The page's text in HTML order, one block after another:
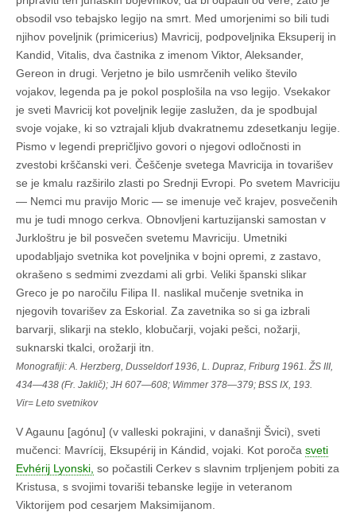
obsodil vso tebajsko legijo na smrt. Med umorjenimi so bili tudi
njihov poveljnik (primicerius) Mavricij, podpoveljnika Eksuperij in
Kandid, Vitalis, dva častnika z imenom Viktor, Aleksander,
Gereon in drugi. Verjetno je bilo usmrčenih veliko število
vojakov, legenda pa je pokol posplošila na vso legijo. Vsekakor
je sveti Mavricij kot poveljnik legije zaslužen, da je spodbujal
svoje vojake, ki so vztrajali kljub dvakratnemu zdesetkanju legije.
Pismo v legendi prepričljivo govori o njegovi odločnosti in
zvestobi krščanski veri. Češčenje svetega Mavricija in tovarišev
se je kmalu razširilo zlasti po Srednji Evropi. Po svetem Mavriciju
— Nemci mu pravijo Moric — se imenuje več krajev, posvečenih
mu je tudi mnogo cerkva. Obnovljeni kartuzijanski samostan v
Jurkloštru je bil posvečen svetemu Mavriciju. Umetniki
upodabljajo svetnika kot poveljnika v bojni opremi, z zastavo,
okrašeno s sedmimi zvezdami ali grbi. Veliki španski slikar
Greco je po naročilu Filipa II. naslikal mučenje svetnika in
njegovih tovarišev za Eskorial. Za zavetnika so si ga izbrali
barvarji, slikarji na steklo, klobučarji, vojaki pešci, nožarji,
suknarski tkalci, orožarji itn.
Monografiji: A. Herzberg, Dusseldorf 1936, L. Dupraz, Friburg 1961. ŽS III,
434—438 (Fr. Jaklič); JH 607—608; Wimmer 378—379; BSS IX, 193.
Vir= Leto svetnikov
V Agaunu [agónu] (v valleski pokrajini, v današnji Švici), sveti
mučenci: Mavrícij, Eksupérij in Kándid, vojaki. Kot poroča sveti
Evhérij Lyonski, so počastili Cerkev s slavnim trpljenjem pobiti za
Kristusa, s svojimi tovariši tebanske legije in veteranom
Viktorijem pod cesarjem Maksimijanom.